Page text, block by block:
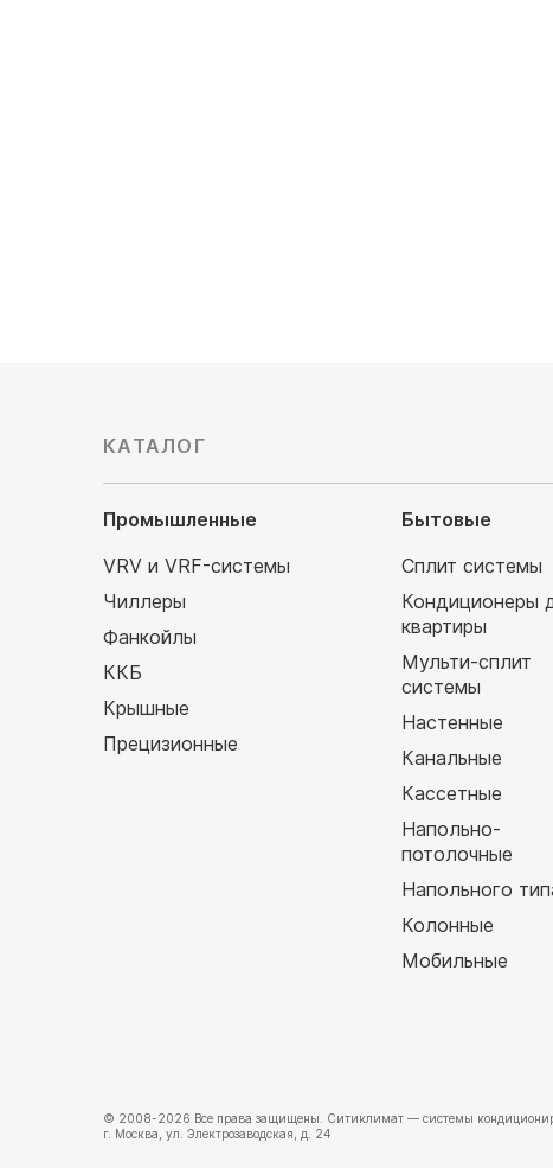
КАТАЛОГ
Промышленные
VRV и VRF-системы
Чиллеры
Фанкойлы
ККБ
Крышные
Прецизионные
Бытовые
Сплит системы
Кондиционеры
квартиры
Мульти-сплит
системы
Настенные
Канальные
Кассетные
Напольно-
потолочные
Напольного
Колонные
Мобильные
© 2008-2026 Все права защищены. Ситиклимат — системы
г. Москва, ул. Электрозаводская, д. 24